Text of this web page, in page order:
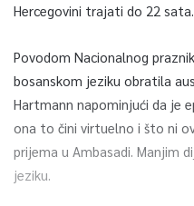
Hercegovini trajati do 22 sata.
Povodom Nacionalnog
bosanskom jeziku obratila
Hartmann napominjući da je
ona to čini virtuelno i što ni
prijema u Ambasadi. Manjim
jeziku.